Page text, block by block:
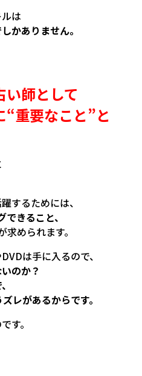
は
かありません。
師として
“重要なこと”と
するためには、
きること、
求められます。
は手に入るので、
のか？
レがあるからです。
す。